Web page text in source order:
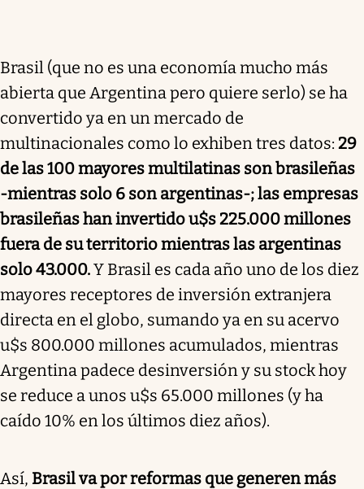
Brasil (que no es una economía mucho más
abierta que Argentina pero quiere serlo) se ha
convertido ya en un mercado de
multinacionales como lo exhiben tres datos: 29
de las 100 mayores multilatinas son brasileñas
-mientras solo 6 son argentinas-; las empresas
brasileñas han invertido u$s 225.000 millones
fuera de su territorio mientras las argentinas
solo 43.000.Y Brasil es cada año uno de los diez
mayores receptores de inversión extranjera
directa en el globo, sumando ya en su acervo
u$s 800.000 millones acumulados, mientras
Argentina padece desinversión y su stock hoy
se reduce a unos u$s 65.000 millones (y ha
caído 10% en los últimos diez años).
Así, Brasil va por reformas que generen más